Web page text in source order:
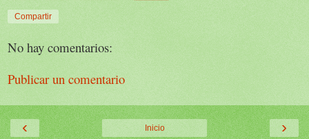
Compartir
No hay comentarios:
Publicar un comentario
‹ ›
Inicio